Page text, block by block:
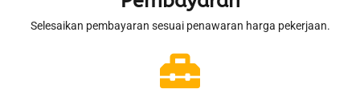
Selesaikan pembayaran sesuai penawaran harga pekerjaan.